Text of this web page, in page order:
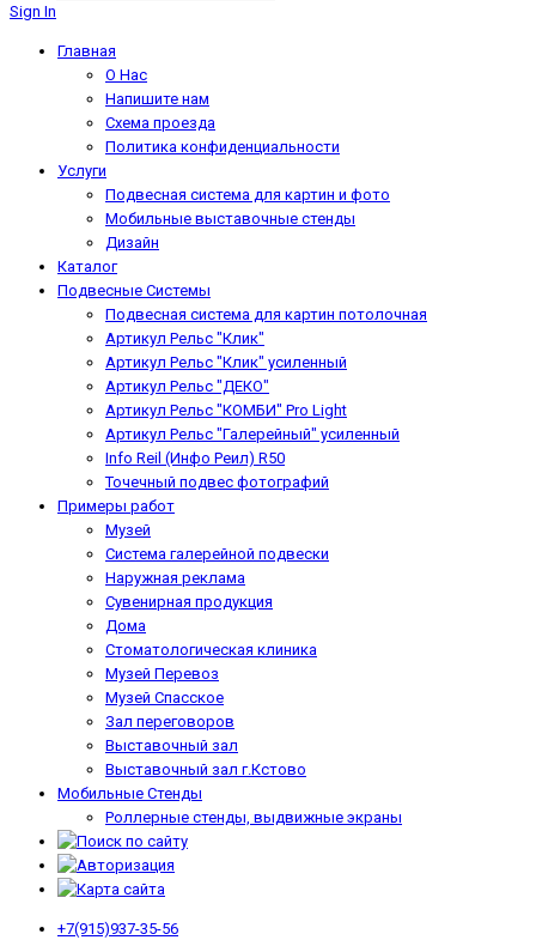
Sign In
Главная
О Нас
Напишите нам
Схема проезда
Политика конфиденциальности
Услуги
Подвесная система для картин и фото
Мобильные выставочные стенды
Дизайн
Каталог
Подвесные Системы
Подвесная система для картин потолочная
Артикул Рельс "Клик"
Артикул Рельс "Клик" усиленный
Артикул Рельс "ДЕКО"
Артикул Рельс "КОМБИ" Pro Light
Артикул Рельс "Галерейный" усиленный
Info Reil (Инфо Реил) R50
Точечный подвес фотографий
Примеры работ
Музей
Система галерейной подвески
Наружная реклама
Сувенирная продукция
Дома
Стоматологическая клиника
Музей Перевоз
Музей Спасское
Зал переговоров
Выставочный зал
Выставочный зал г.Кстово
Мобильные Стенды
Роллерные стенды, выдвижные экраны
+7(915)937-35-56